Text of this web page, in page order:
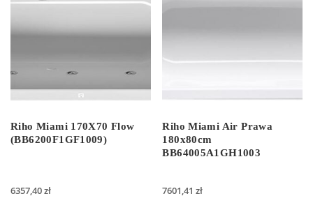
Riho Miami 170X70 Flow
(BB6200F1GF1009)
6357,40zł
Riho Miami Air Prawa
180x80cm
BB64005A1GH1003
7601,41zł